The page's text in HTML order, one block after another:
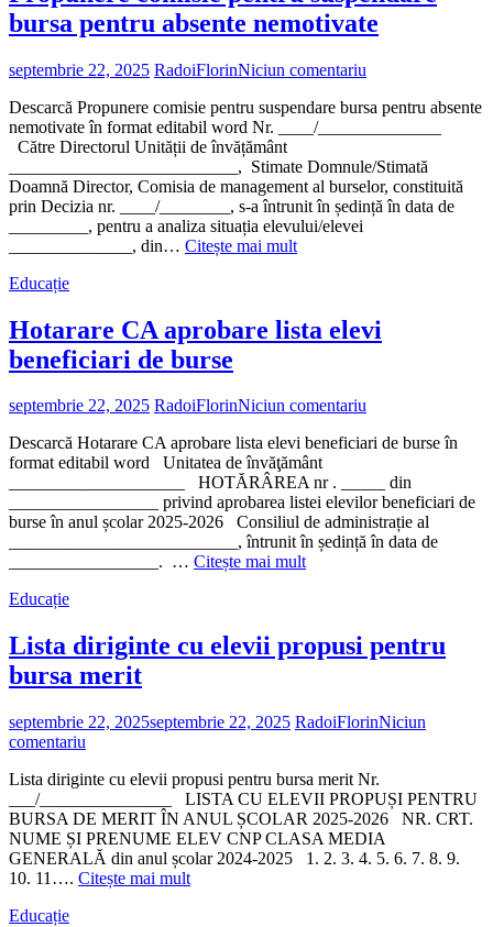
absente
nemotivate”
bursa pentru absente nemotivate
septembrie 22, 2025 RadoiFlorinNiciun comentariu
Descarcă Propunere comisie pentru suspendare bursa pentru absente
nemotivate în format editabil word Nr. ____/______________
Către Directorul Unității de învățământ
__________________________, Stimate Domnule/Stimată
Doamnă Director, Comisia de management al burselor, constituită
prin Decizia nr. ____/________, s-a întrunit în ședință în data de
_________, pentru a analiza situația elevului/elevei
______________, din… Citește mai mult„Propunere
bursa
pentru
Educație
Hotarare CA aprobare lista elevi
beneficiari de burse
septembrie 22, 2025 RadoiFlorinNiciun comentariu
Descarcă Hotarare CA aprobare lista elevi beneficiari de burse în
format editabil word Unitatea de învăţământ
____________________ HOTĂRÂREA nr . _____ din
_________________ privind aprobarea listei elevilor beneficiari de
burse în anul școlar 2025-2026 Consiliul de administrație al
__________________________, întrunit în ședință în data de
_________________. … Citește mai mult„Hotarare
elevi
beneficiari
Educație
Lista diriginte cu elevii propusi pentru
bursa merit
septembrie 22, 2025septembrie 22, 2025 RadoiFlorinNiciun
comentariu
Lista diriginte cu elevii propusi pentru bursa merit Nr.
___/_______________ LISTA CU ELEVII PROPUȘI PENTRU
BURSA DE MERIT ÎN ANUL ȘCOLAR 2025-2026 NR. CRT.
NUME ȘI PRENUME ELEV CNP CLASA MEDIA
GENERALĂ din anul școlar 2024-2025 1. 2. 3. 4. 5. 6. 7. 8. 9.
10. 11…. Citește mai mult„Lista
Educație